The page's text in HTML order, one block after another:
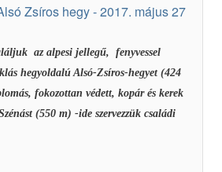
Zsíros hegy - 2017. május 27
az alpesi jellegű, fenyvessel
hegyoldalú Alsó-Zsíros-hegyet (424
fokozottan védett, kopár és kerek
(550 m) -ide szervezzük családi